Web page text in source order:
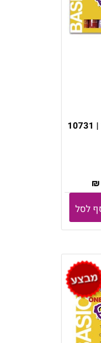
צבעי סטיק מעורב 12 גוון | 10731
לסל